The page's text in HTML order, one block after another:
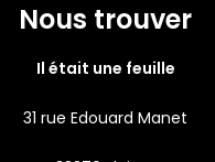
Nous trouver
Il était une feuille
31 rue Edouard Manet